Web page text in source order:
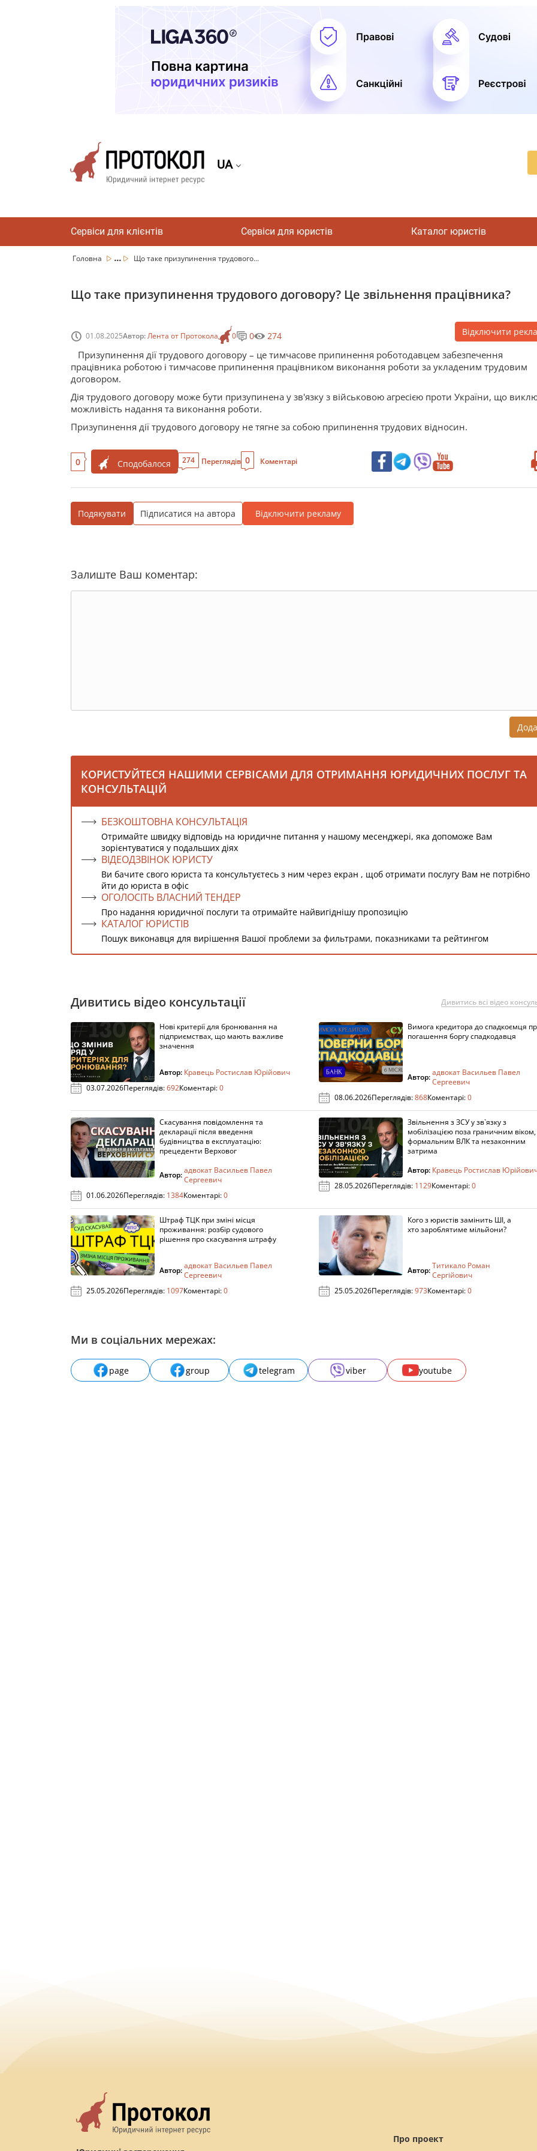
UA
Сервіси для клієнтів Сервіси для юристів Каталог юристів
Головна ... Що таке призупинення трудового...
Що таке призупинення трудового договору? Це звільнення працівника?
01.08.2025Автор:Лента от Протокола 0 0 274 Відключити
Призупинення дії трудового договору – це тимчасове припинення роботодавцем забезпечення
працівника роботою і тимчасове припинення працівником виконання роботи за укладеним трудовим
договором.
Дія трудового договору може бути призупинена у зв'язку з військовою агресією проти України, що
можливість надання та виконання роботи.
Призупинення дії трудового договору не тягне за собою припинення трудових відносин.
0 Сподобалося 274 Переглядів 0 Коментарі
Подякувати Підписатися на автора Відключити рекламу
Залиште Ваш коментар:
КОРИСТУЙТЕСЯ НАШИМИ СЕРВІСАМИ ДЛЯ ОТРИМАННЯ ЮРИДИЧНИХ ПОСЛУГ ТА
КОНСУЛЬТАЦІЙ
БЕЗКОШТОВНА КОНСУЛЬТАЦІЯ
Отримайте швидку відповідь на юридичне питання у нашому месенджері, яка допоможе Вам
зорієнтуватися у подальших діях
ВІДЕОДЗВІНОК ЮРИСТУ
Ви бачите свого юриста та консультуєтесь з ним через екран , щоб отримати послугу Вам не потрібно
йти до юриста в офіс
ОГОЛОСІТЬ ВЛАСНИЙ ТЕНДЕР
Про надання юридичної послуги та отримайте найвигіднішу пропозицію
КАТАЛОГ ЮРИСТІВ
Пошук виконавця для вирішення Вашої проблеми за фильтрами, показниками та рейтингом
Дивитись відео консультації Дивитись всі відео
Нові критерії для бронювання на
підприємствах, що мають важливе
значення
Автор: Кравець Ростислав Юрійович
03.07.2026Переглядів:692Коментарі:0
Вимога кредитора до спадкоємця
погашення боргу спадкодавця
Автор:адвокат Васильев Павел
Сергеевич
08.06.2026Переглядів:868Коментарі:0
Скасування повідомлення та
декларації після введення
будівництва в експлуатацію:
прецеденти Верховог
Автор:адвокат Васильев Павел
Сергеевич
01.06.2026Переглядів: 1384Коментарі:0
Звільнення з ЗСУ у зв`язку з
мобілізацією поза граничним віком,
формальним ВЛК та незаконним
затрима
Автор: Кравець Ростислав
28.05.2026Переглядів: 1129Коментарі:0
Штраф ТЦК при зміні місця
проживання: розбір судового
рішення про скасування штрафу
Автор:адвокат Васильев Павел
Сергеевич
25.05.2026Переглядів: 1097Коментарі:0
Кого з юристів замінить ШІ, а
хто зароблятиме мільйони?
Автор:Титикало Роман
Сергійович
25.05.2026Переглядів:973Коментарі:0
Ми в соціальних мережах:
page group telegram viber youtube
Про проект